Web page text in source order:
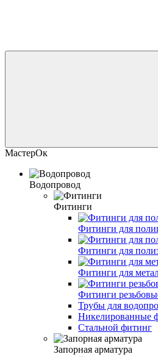
МастерОк
Водопровод
Фитинги
Фитинги для
Фитинги для
Фитинги для
Фитинги
Трубы для
Никелированные
Стальной фитинг
Запорная арматура